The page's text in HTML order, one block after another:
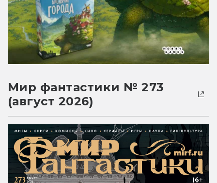
Мир фантастики № 273
(август 2026)